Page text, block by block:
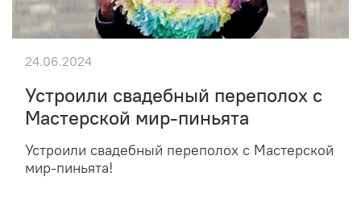
Устроили свадебный переполох с
Мастерской мир-пиньята
Устроили свадебный переполох с Мастерской
мир-пиньята!
24.06.2024